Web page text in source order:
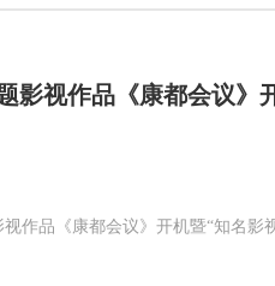
影视作品《康都会议》
作品《康都会议》开机暨“知名影